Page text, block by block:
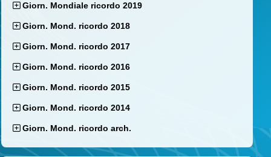
Giorn. Mondiale ricordo 2019
Giorn. Mond. ricordo 2018
Giorn. Mond. ricordo 2017
Giorn. Mond. ricordo 2016
Giorn. Mond. ricordo 2015
Giorn. Mond. ricordo 2014
Giorn. Mond. ricordo arch.